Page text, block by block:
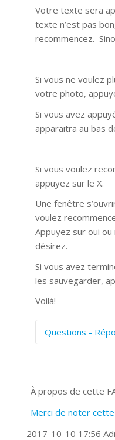
Votre texte sera
texte n’est pas
recommencez.
Si vous ne voulez
votre photo,
Si vous avez
apparaitra au bas
Si vous voulez
appuyez sur le X.
Une fenêtre
voulez
Appuyez sur oui
désirez.
Si vous avez
les sauvegarder,
Voilà!
Questions -
Prise de vue
?
Comment
À propos de cette
Merci de noter
2017-10-10 17:56